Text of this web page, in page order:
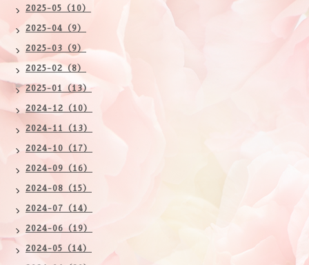
2025-05（10）
2025-04（9）
2025-03（9）
2025-02（8）
2025-01（13）
2024-12（10）
2024-11（13）
2024-10（17）
2024-09（16）
2024-08（15）
2024-07（14）
2024-06（19）
2024-05（14）